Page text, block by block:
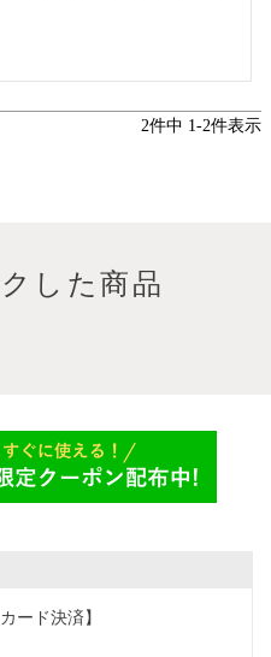
2件中 1-2件表示
した商品
ード決済】